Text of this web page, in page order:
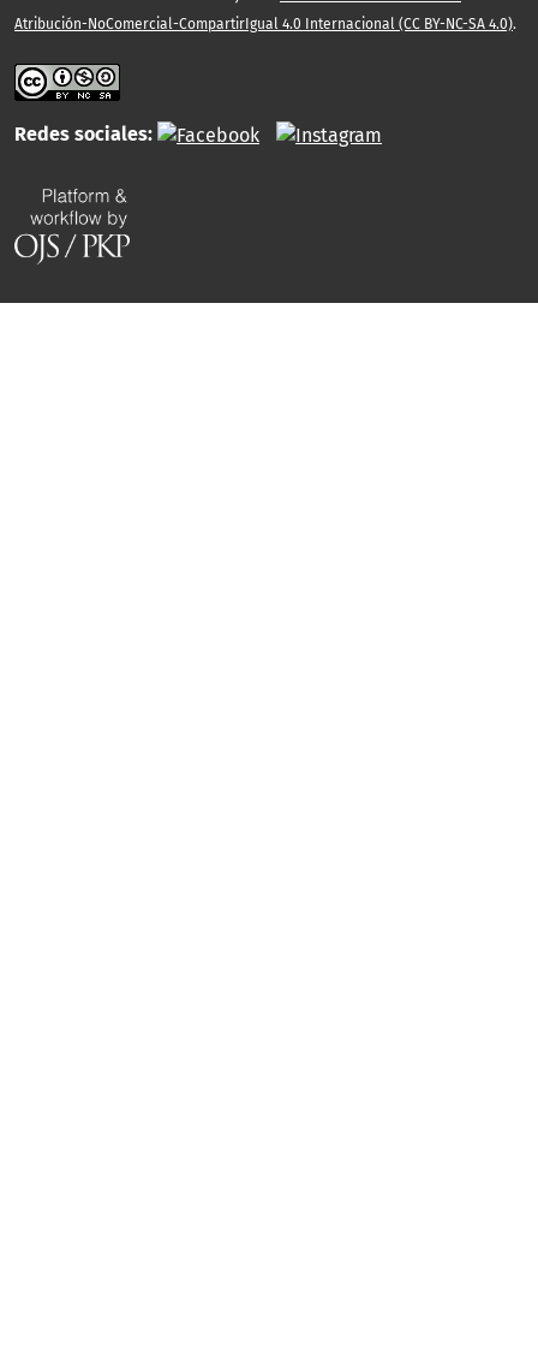
Atribución-NoComercial-CompartirIgual 4.0 Internacional (CC BY-NC-SA 4.0).
Redes sociales: